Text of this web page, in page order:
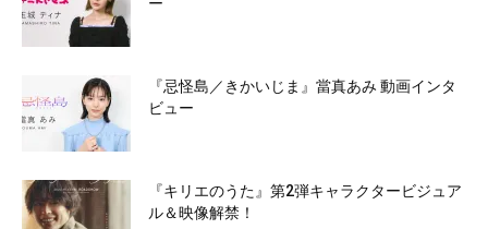
ー
『忌怪島／きかいじま』當真あみ 動画インタ
ビュー
『キリエのうた』第2弾キャラクタービジュア
ル＆映像解禁！